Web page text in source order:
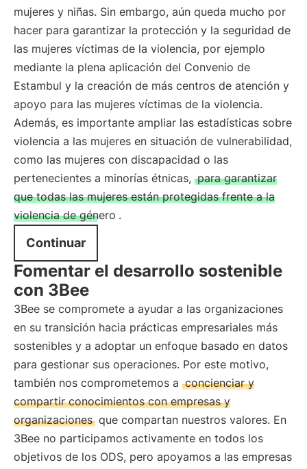
mujeres y niñas. Sin embargo, aún queda mucho por
hacer para garantizar la protección y la seguridad de
las mujeres víctimas de la violencia, por ejemplo
mediante la plena aplicación del Convenio de
Estambul y la creación de más centros de atención y
apoyo para las mujeres víctimas de la violencia.
Además, es importante ampliar las estadísticas sobre
violencia a las mujeres en situación de vulnerabilidad,
como las mujeres con discapacidad o las
pertenecientes a minorías étnicas, para garantizar
que todas las mujeres están protegidas frente a la
violencia de género .
Continuar
Fomentar el desarrollo sostenible
con 3Bee
3Bee se compromete a ayudar a las organizaciones
en su transición hacia prácticas empresariales más
sostenibles y a adoptar un enfoque basado en datos
para gestionar sus operaciones. Por este motivo,
también nos comprometemos a concienciar y
compartir conocimientos con empresas y
organizaciones que compartan nuestros valores. En
3Bee no participamos activamente en todos los
objetivos de los ODS, pero apoyamos a las empresas